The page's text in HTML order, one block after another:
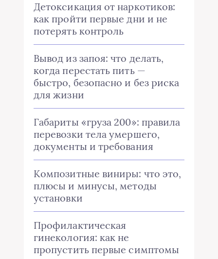
Детоксикация от наркотиков:
как пройти первые дни и не
потерять контроль
Вывод из запоя: что делать,
когда перестать пить —
быстро, безопасно и без риска
для жизни
Габариты «груза 200»: правила
перевозки тела умершего,
документы и требования
Композитные виниры: что это,
плюсы и минусы, методы
установки
Профилактическая
гинекология: как не
пропустить первые симптомы